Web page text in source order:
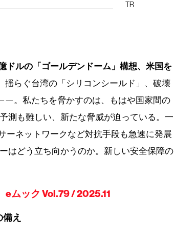
TR
ドルの「ゴールデンドーム」構想、米国を
揺らぐ台湾の「シリコンシールド」、破壊
。私たちを脅かすのは、もはや国家間の
測も難しい、新たな脅威が迫っている。一
ーネットワークなど対抗手段も急速に発展
はどう立ち向かうのか。新しい安全保障の
ムック Vol.79 / 2025.11
え